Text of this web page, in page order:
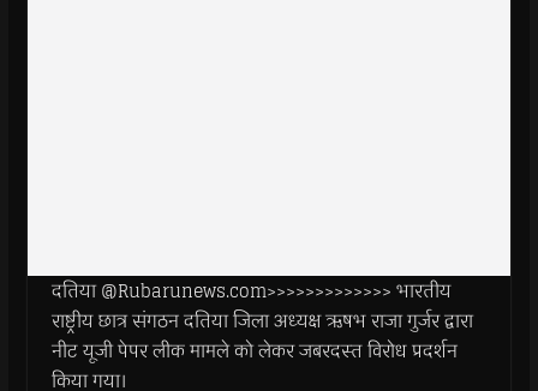
दतिया @Rubarunews.com>>>>>>>>>>>>> भारतीय
राष्ट्रीय छात्र संगठन दतिया जिला अध्यक्ष ऋषभ राजा गुर्जर द्वारा
नीट यूजी पेपर लीक मामले को लेकर जबरदस्त विरोध प्रदर्शन
किया गया।